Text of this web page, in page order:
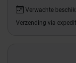
Verwachte
Verzending via